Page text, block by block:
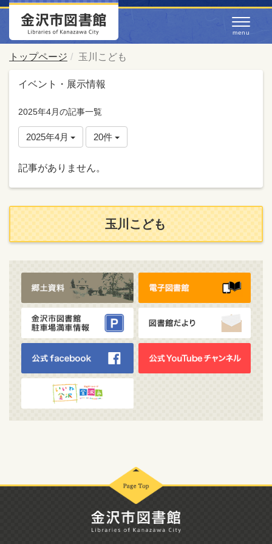
トップページ 玉川こども
イベント・展示情報
2025年4月の記事一覧
2025年4月 20件
記事がありません。
玉川こども